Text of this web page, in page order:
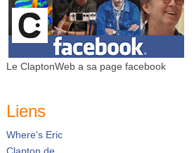
Le ClaptonWeb a sa page facebook
Liens
Where's Eric
Clapton.de